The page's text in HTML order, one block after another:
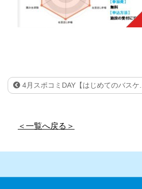
4月スポコミDAY【はじめてのバスケ...
＜一覧へ戻る＞